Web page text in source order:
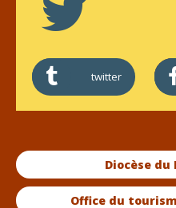
twitter
Diocèse du
Office du